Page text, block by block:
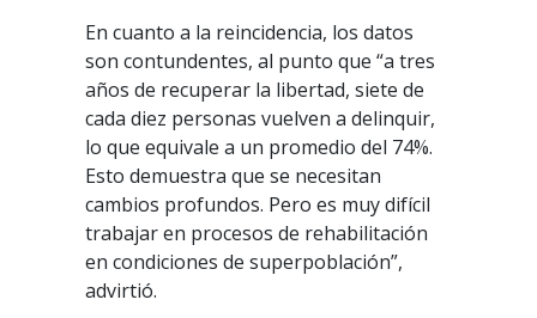
En cuanto a la reincidencia, los datos
son contundentes, al punto que “a tres
años de recuperar la libertad, siete de
cada diez personas vuelven a delinquir,
lo que equivale a un promedio del 74%.
Esto demuestra que se necesitan
cambios profundos. Pero es muy difícil
trabajar en procesos de rehabilitación
en condiciones de superpoblación”,
advirtió.